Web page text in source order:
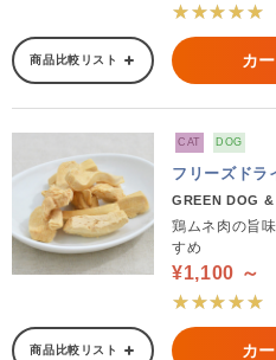
★★★★★
商品比較リスト カ
CAT DOG
フリーズドラ
GREEN DOG
鶏ムネ肉の旨
すめ
¥1,100 ～
★★★★★
商品比較リスト カ